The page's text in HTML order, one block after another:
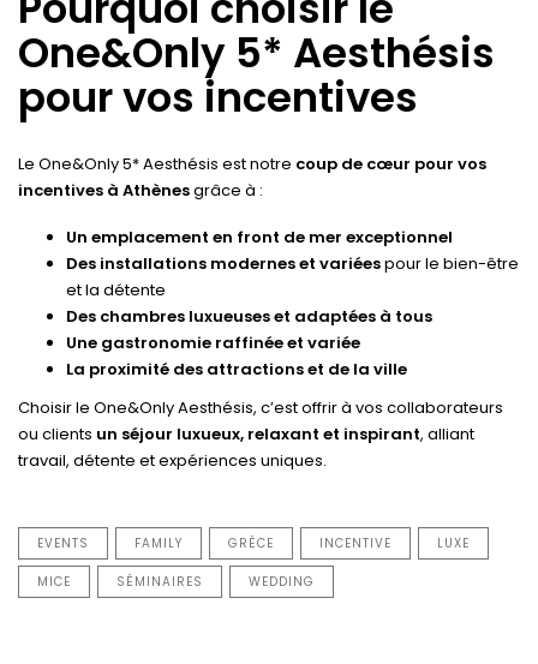
One&Only 5* Aesthésis
pour vos incentives
Le One&Only 5* Aesthésis est notre coup de cœur pour vos
incentives à Athènesgrâce à :
Un emplacement en front de mer exceptionnel
Des installations modernes et variéespour le bien-être
et la détente
Des chambres luxueuses et adaptées à tous
Une gastronomie raffinée et variée
La proximité des attractions et de la ville
Choisir le One&Only Aesthésis, c’est offrir à vos collaborateurs
ou clients un séjour luxueux, relaxant et inspirant, alliant
travail, détente et expériences uniques.
EVENTS FAMILY GRÈCE INCENTIVE LUXE
MICE SÉMINAIRES WEDDING